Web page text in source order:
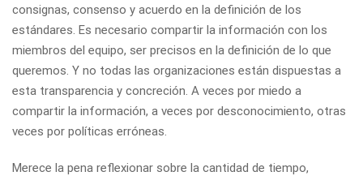
consignas, consenso y acuerdo en la definición de los
estándares. Es necesario compartir la información con los
miembros del equipo, ser precisos en la definición de lo que
queremos. Y no todas las organizaciones están dispuestas a
esta transparencia y concreción. A veces por miedo a
compartir la información, a veces por desconocimiento, otras
veces por políticas erróneas.
Merece la pena reflexionar sobre la cantidad de tiempo,